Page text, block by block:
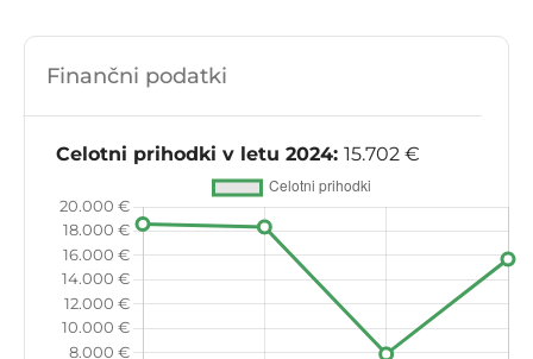
Finančni podatki
Celotni prihodki v letu 2024: 15.702 €